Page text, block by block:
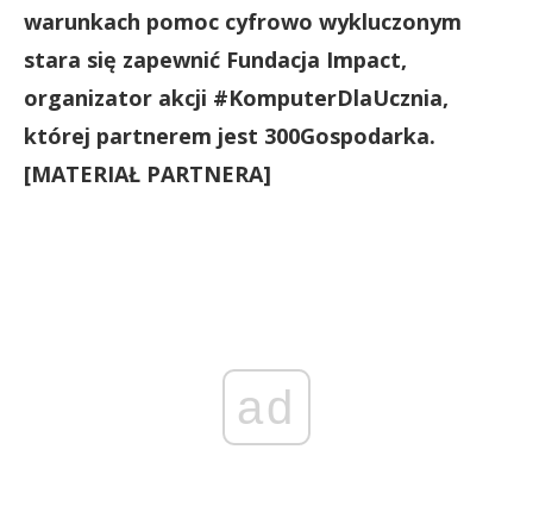
warunkach pomoc cyfrowo wykluczonym
stara się zapewnić Fundacja Impact,
organizator akcji #KomputerDlaUcznia,
której partnerem jest 300Gospodarka.
[MATERIAŁ PARTNERA]
ad